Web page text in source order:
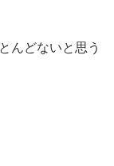
んどないと思う